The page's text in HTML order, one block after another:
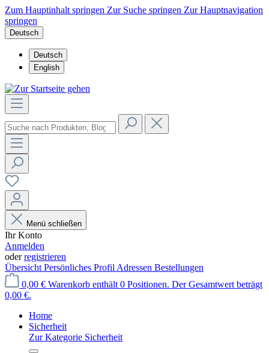
Zum Hauptinhalt springen Zur Suche springen Zur Hauptnavigation
springen
Deutsch
Deutsch
English
Menü schließen
Ihr Konto
Anmelden
oderregistrieren
Übersicht Persönliches Profil Adressen Bestellungen
0,00 € Warenkorb enthält 0 Positionen. Der Gesamtwert beträgt
0,00 €.
Home
Sicherheit
Zur Kategorie Sicherheit